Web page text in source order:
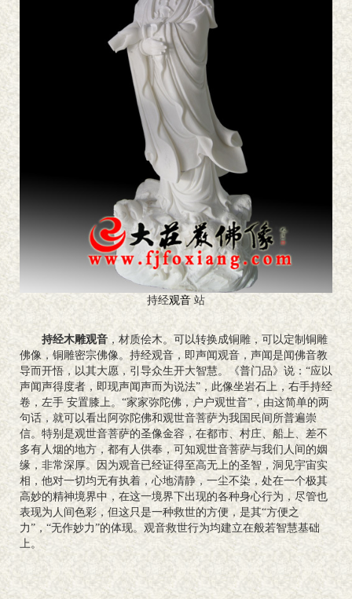
持经观音 站
持经木雕观音，材质侩木。可以转换成铜雕，可以定制铜雕
佛像，铜雕密宗佛像。持经观音，即声闻观音，声闻是闻佛音教
导而开悟，以其大愿，引导众生开大智慧。《普门品》说：“应以
声闻声得度者，即现声闻声而为说法”，此像坐岩石上，右手持经
卷，左手 安置膝上。“家家弥陀佛，户户观世音”，由这简单的两
句话，就可以看出阿弥陀佛和观世音菩萨为我国民间所普遍崇
信。特别是观世音菩萨的圣像金容，在都市、村庄、船上、差不
多有人烟的地方，都有人供奉，可知观世音菩萨与我们人间的姻
缘，非常深厚。因为观音已经证得至高无上的圣智，洞见宇宙实
相，他对一切均无有执着，心地清静，一尘不染，处在一个极其
高妙的精神境界中，在这一境界下出现的各种身心行为，尽管也
表现为人间色彩，但这只是一种救世的方便，是其“方便之
力”，“无作妙力”的体现。观音救世行为均建立在般若智慧基础
上。